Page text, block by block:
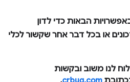
הבאות כדי לדון
או בכל דבר אחר שקשור לכלי
לנו משוב ובקשות